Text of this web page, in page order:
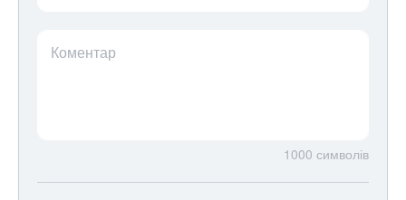
Коментар
1000 символів